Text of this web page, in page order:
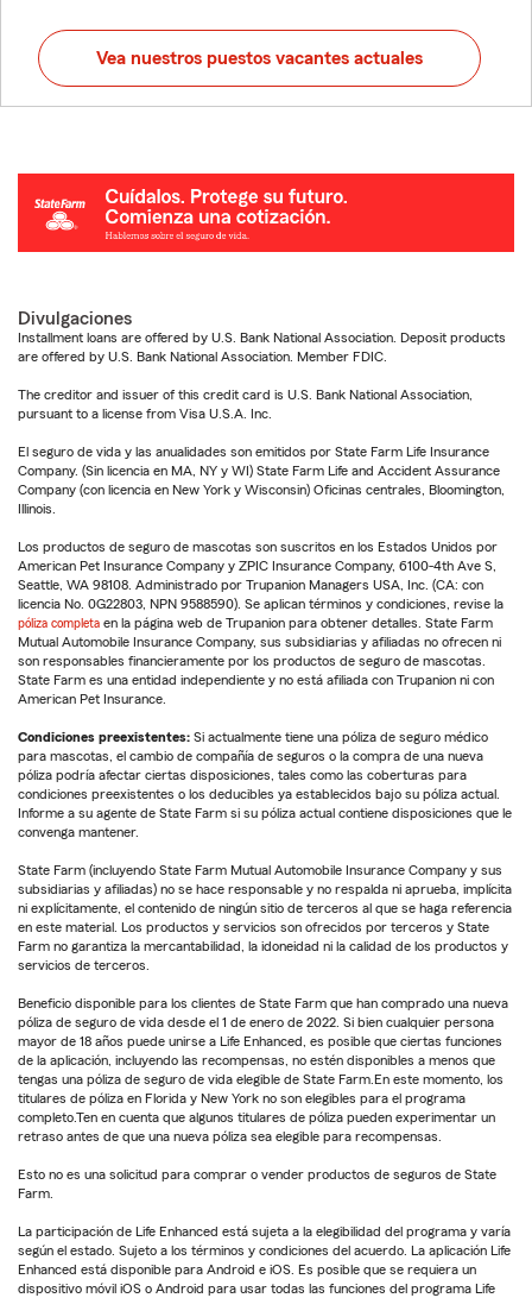
Vea nuestros puestos vacantes actuales
Divulgaciones
Installment loans are offered by U.S. Bank National Association. Deposit products
are offered by U.S. Bank National Association. Member FDIC.
The creditor and issuer of this credit card is U.S. Bank National Association,
pursuant to a license from Visa U.S.A. Inc.
El seguro de vida y las anualidades son emitidos por State Farm Life Insurance
Company. (Sin licencia en MA, NY y WI) State Farm Life and Accident Assurance
Company (con licencia en New York y Wisconsin) Oficinas centrales, Bloomington,
Illinois.
Los productos de seguro de mascotas son suscritos en los Estados Unidos por
American Pet Insurance Company y ZPIC Insurance Company, 6100-4th Ave S,
Seattle, WA 98108. Administrado por Trupanion Managers USA, Inc. (CA: con
licencia No. 0G22803, NPN 9588590). Se aplican términos y condiciones, revise la
póliza completa en la página web de Trupanion para obtener detalles. State Farm
Mutual Automobile Insurance Company, sus subsidiarias y afiliadas no ofrecen ni
son responsables financieramente por los productos de seguro de mascotas.
State Farm es una entidad independiente y no está afiliada con Trupanion ni con
American Pet Insurance.
Condiciones preexistentes: Si actualmente tiene una póliza de seguro médico
para mascotas, el cambio de compañía de seguros o la compra de una nueva
póliza podría afectar ciertas disposiciones, tales como las coberturas para
condiciones preexistentes o los deducibles ya establecidos bajo su póliza actual.
Informe a su agente de State Farm si su póliza actual contiene disposiciones que le
convenga mantener.
State Farm (incluyendo State Farm Mutual Automobile Insurance Company y sus
subsidiarias y afiliadas) no se hace responsable y no respalda ni aprueba, implícita
ni explícitamente, el contenido de ningún sitio de terceros al que se haga referencia
en este material. Los productos y servicios son ofrecidos por terceros y State
Farm no garantiza la mercantabilidad, la idoneidad ni la calidad de los productos y
servicios de terceros.
Beneficio disponible para los clientes de State Farm que han comprado una nueva
póliza de seguro de vida desde el 1 de enero de 2022. Si bien cualquier persona
mayor de 18 años puede unirse a Life Enhanced, es posible que ciertas funciones
de la aplicación, incluyendo las recompensas, no estén disponibles a menos que
tengas una póliza de seguro de vida elegible de State Farm.En este momento, los
titulares de póliza en Florida y New York no son elegibles para el programa
completo.Ten en cuenta que algunos titulares de póliza pueden experimentar un
retraso antes de que una nueva póliza sea elegible para recompensas.
Esto no es una solicitud para comprar o vender productos de seguros de State
Farm.
La participación de Life Enhanced está sujeta a la elegibilidad del programa y varía
según el estado. Sujeto a los términos y condiciones del acuerdo. La aplicación Life
Enhanced está disponible para Android e iOS. Es posible que se requiera un
dispositivo móvil iOS o Android para usar todas las funciones del programa Life